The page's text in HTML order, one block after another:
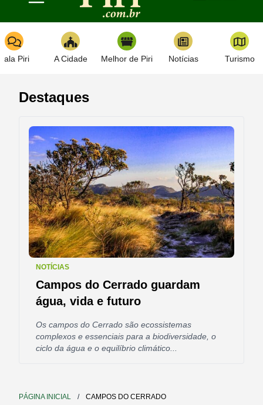
Toggle navigation
Piri A Cidade Melhor de Piri Notícias Turismo
Destaques
NOTÍCIAS
Campos do Cerrado guardam
água, vida e futuro
Os campos do Cerrado são ecossistemas
complexos e essenciais para a biodiversidade, o
ciclo da água e o equilíbrio climático...
PÁGINA INICIAL / CAMPOS DO CERRADO